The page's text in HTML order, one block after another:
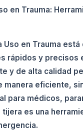
en Trauma:
Uso en Trauma
rápidos y precisos
y de alta calidad
manera eficiente,
para médicos,
es una